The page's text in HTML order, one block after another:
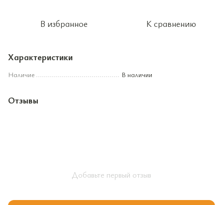
В избранное К сравнению
Характеристики
Наличие В наличии
Отзывы
Добавьте первый отзыв